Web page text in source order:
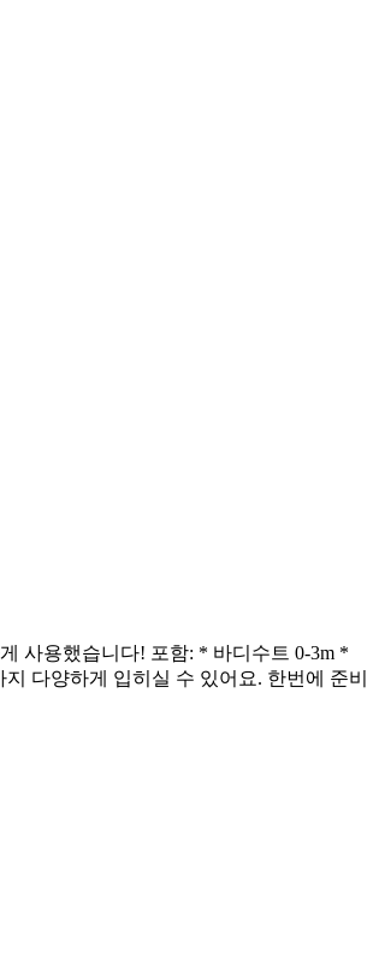
사용했습니다! 포함: * 바디수트 0-3m *
다양하게 입히실 수 있어요. 한번에 준비